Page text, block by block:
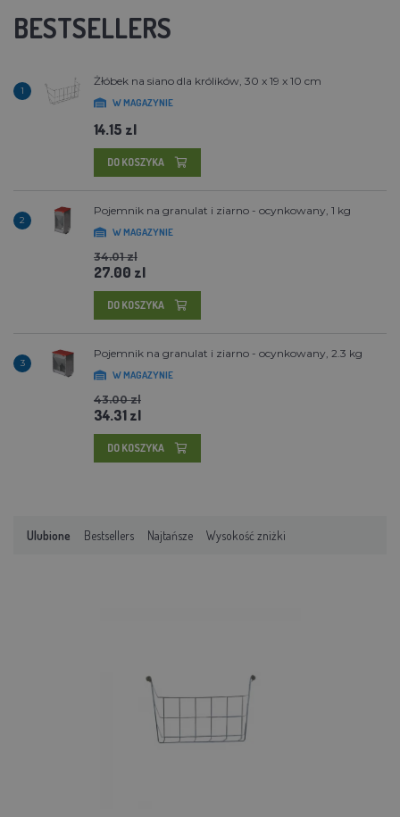
BESTSELLERS
1
Żłóbek na siano dla królików, 30 x 19 x 10 cm
W MAGAZYNIE
14.15 zl
DO KOSZYKA
2
Pojemnik na granulat i ziarno - ocynkowany, 1 kg
W MAGAZYNIE
34.01 zl
27.00 zl
DO KOSZYKA
3
Pojemnik na granulat i ziarno - ocynkowany, 2.3 kg
W MAGAZYNIE
43.00 zl
34.31 zl
DO KOSZYKA
Ulubione Bestsellers Najtańsze Wysokość zniżki